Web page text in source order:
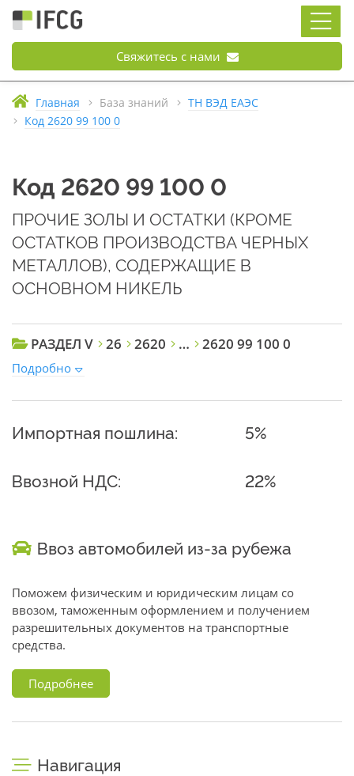
Свяжитесь с нами
Главная База знаний
ТН ВЭД ЕАЭС
Код 2620 99 100 0
Код 2620 99 100 0
ПРОЧИЕ ЗОЛЫ И ОСТАТКИ (КРОМЕ
ОСТАТКОВ ПРОИЗВОДСТВА ЧЕРНЫХ
МЕТАЛЛОВ), СОДЕРЖАЩИЕ В
ОСНОВНОМ НИКЕЛЬ
РАЗДЕЛ V 26 2620 … 2620 99 100 0
Подробно
Импортная пошлина: 5%
Ввозной НДС: 22%
Ввоз автомобилей из-за рубежа
Поможем физическим и юридическим лицам со
ввозом, таможенным оформлением и получением
разрешительных документов на транспортные
средства.
Подробнее
Навигация